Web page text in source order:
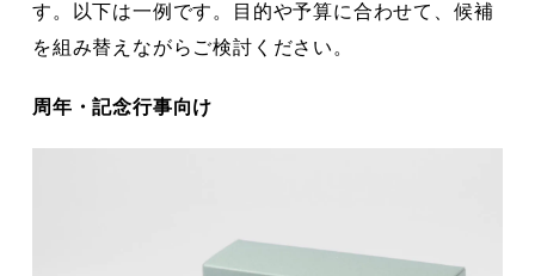
す。以下は一例です。目的や予算に合わせて、候補
を組み替えながらご検討ください。
周年・記念行事向け